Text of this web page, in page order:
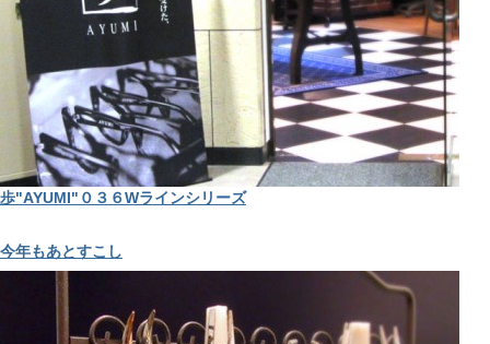
歩"AYUMI"０３６Wラインシリーズ
今年もあとすこし